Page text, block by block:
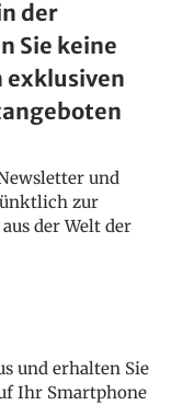
der
Sie keine
und
zur
der Welt der
und erhalten Sie
Ihr Smartphone